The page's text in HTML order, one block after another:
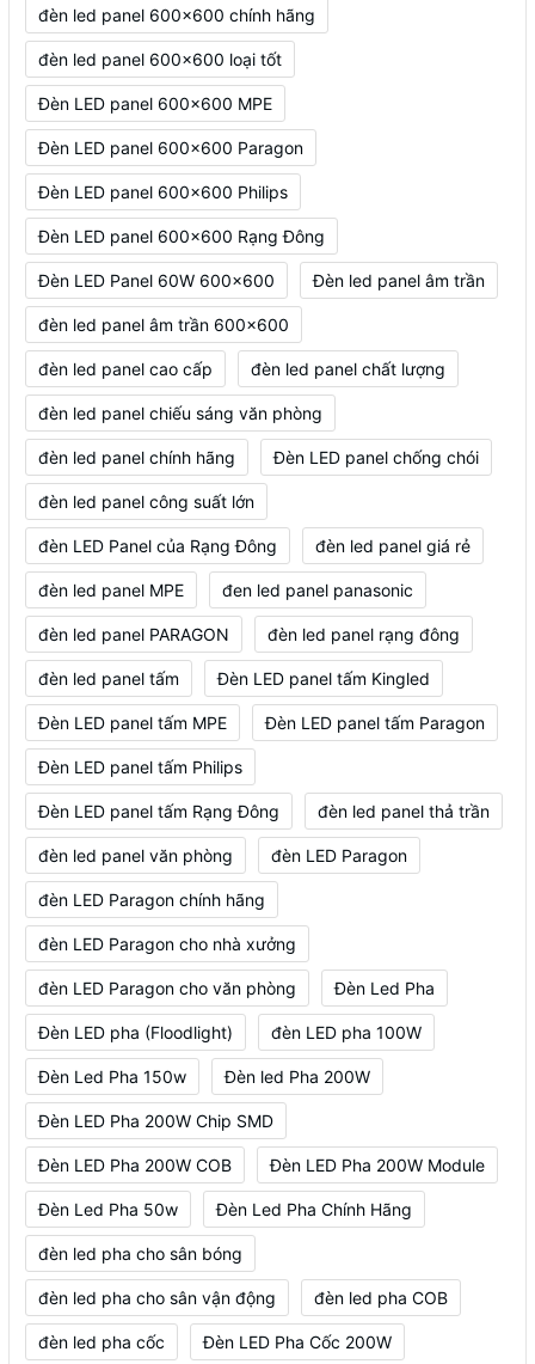
đèn led panel 600x600 chính hãng
đèn led panel 600x600 loại tốt
Đèn LED panel 600x600 MPE
Đèn LED panel 600x600 Paragon
Đèn LED panel 600x600 Philips
Đèn LED panel 600x600 Rạng Đông
Đèn LED Panel 60W 600x600 Đèn led panel âm trần
đèn led panel âm trần 600x600
đèn led panel cao cấp đèn led panel chất lượng
đèn led panel chiếu sáng văn phòng
đèn led panel chính hãng Đèn LED panel chống chói
đèn led panel công suất lớn
đèn LED Panel của Rạng Đông đèn led panel giá rẻ
đèn led panel MPE đen led panel panasonic
đèn led panel PARAGON đèn led panel rạng đông
đèn led panel tấm Đèn LED panel tấm Kingled
Đèn LED panel tấm MPE Đèn LED panel tấm Paragon
Đèn LED panel tấm Philips
Đèn LED panel tấm Rạng Đông đèn led panel thả trần
đèn led panel văn phòng đèn LED Paragon
đèn LED Paragon chính hãng
đèn LED Paragon cho nhà xưởng
đèn LED Paragon cho văn phòng Đèn Led Pha
Đèn LED pha (Floodlight) đèn LED pha 100W
Đèn Led Pha 150w Đèn led Pha 200W
Đèn LED Pha 200W Chip SMD
Đèn LED Pha 200W COB Đèn LED Pha 200W Module
Đèn Led Pha 50w Đèn Led Pha Chính Hãng
đèn led pha cho sân bóng
đèn led pha cho sân vận động đèn led pha COB
đèn led pha cốc Đèn LED Pha Cốc 200W